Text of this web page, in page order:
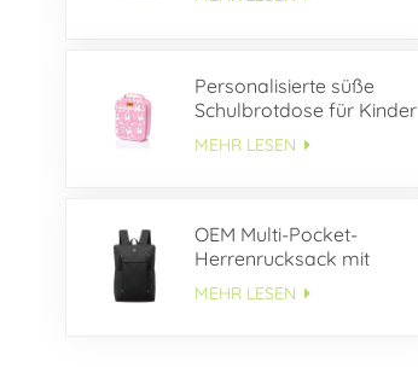
Segeltuch
Personalisierte süße
Schulbrotdose für Kinder
MEHR LESEN
OEM Multi-Pocket-
Herrenrucksack mit
großem
Fassungsvermögen
MEHR LESEN